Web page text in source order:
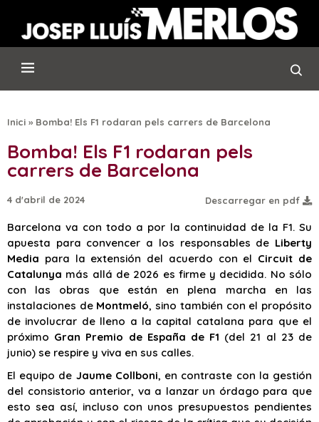
Inici » Bomba! Els F1 rodaran pels carrers de Barcelona
Bomba! Els F1 rodaran pels
carrers de Barcelona
4 d'abril de 2024 Descarregar en pdf
Barcelona va con todo a por la continuidad de la F1. Su
apuesta para convencer a los responsables de Liberty
Media para la extensión del acuerdo con el Circuit de
Catalunya más allá de 2026 es firme y decidida. No sólo
con las obras que están en plena marcha en las
instalaciones de Montmeló, sino también con el propósito
de involucrar de lleno a la capital catalana para que el
próximo Gran Premio de España de F1 (del 21 al 23 de
junio) se respire y viva en sus calles.
El equipo de Jaume Collboni, en contraste con la gestión
del consistorio anterior, va a lanzar un órdago para que
esto sea así, incluso con unos presupuestos pendientes